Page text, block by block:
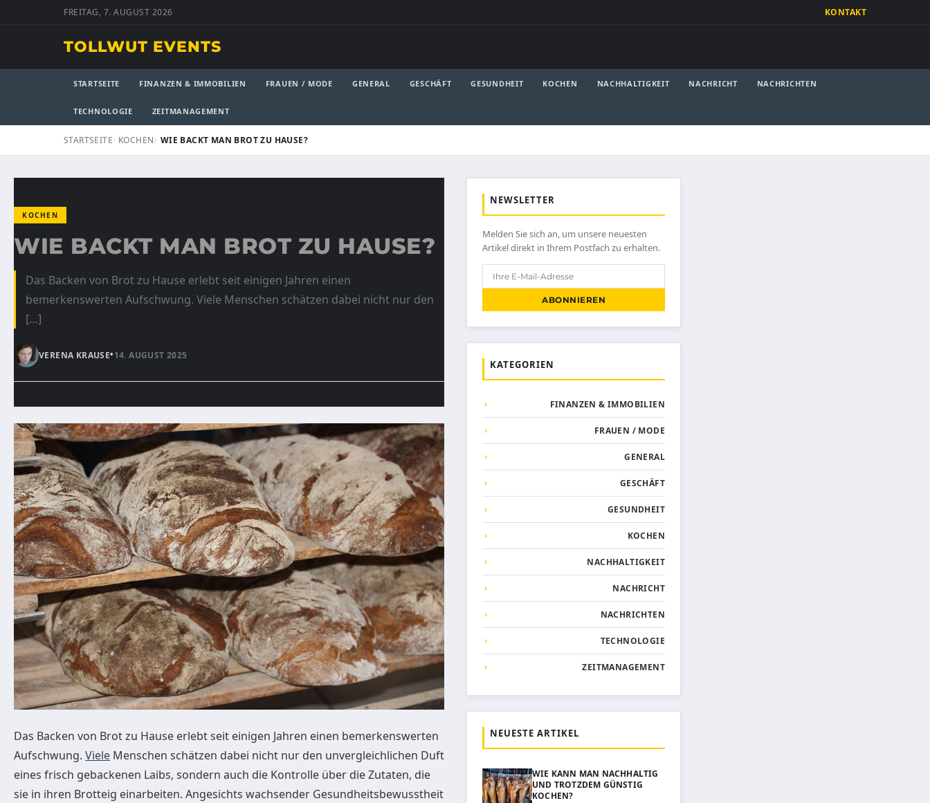
FREITAG, 7. AUGUST 2026 KONTAKT
TOLLWUT EVENTS
STARTSEITE FINANZEN & IMMOBILIEN FRAUEN / MODE GENERAL GESCHÄFT GESUNDHEIT KOCHEN NACHHALTIGKEIT NACHRICHT NACHRICHTEN
TECHNOLOGIE ZEITMANAGEMENT
STARTSEITE KOCHEN WIE BACKT MAN BROT ZU HAUSE?
KOCHEN
WIE BACKT MAN BROT ZU HAUSE?
Das Backen von Brot zu Hause erlebt seit einigen Jahren einen
bemerkenswerten Aufschwung. Viele Menschen schätzen dabei nicht nur den
[…]
VERENA KRAUSE•14. AUGUST 2025
Das Backen von Brot zu Hause erlebt seit einigen Jahren einen bemerkenswerten
Aufschwung. Viele Menschen schätzen dabei nicht nur den unvergleichlichen Duft
eines frisch gebackenen Laibs, sondern auch die Kontrolle über die Zutaten, die
sie in ihren Brotteig einarbeiten. Angesichts wachsender Gesundheitsbewusstheit
NEWSLETTER
Melden Sie sich an, um unsere neuesten
Artikel direkt in Ihrem Postfach zu erhalten.
ABONNIEREN
KATEGORIEN
FINANZEN & IMMOBILIEN
FRAUEN / MODE
GENERAL
GESCHÄFT
GESUNDHEIT
KOCHEN
NACHHALTIGKEIT
NACHRICHT
NACHRICHTEN
TECHNOLOGIE
ZEITMANAGEMENT
NEUESTE ARTIKEL
WIE KANN MAN NACHHALTIG
UND TROTZDEM GÜNSTIG
KOCHEN?